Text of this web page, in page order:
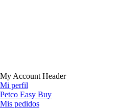
My Account Header
Mi perfil
Petco Easy Buy
Mis pedidos